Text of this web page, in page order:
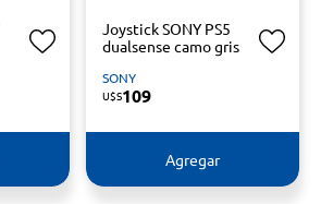
Joystick SONY PS5
dualsense camo gris
SONY
U$S109
Agregar